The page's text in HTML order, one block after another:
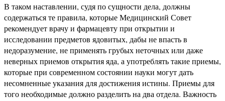
В таком наставлении, судя по сущности дела, должны
содержаться те правила, которые Медицинский Совет
рекомендует врачу и фармацевту при открытии и
исследовании предметов ядовитых, дабы не впасть в
недоразумение, не применять грубых неточных или даже
неверных приемов открытия яда, а употреблять такие приемы,
которые при современном состоянии науки могут дать
несомненные указания для достижения истины. Приемы для
того необходимые должно разделить на два отдела. Важность